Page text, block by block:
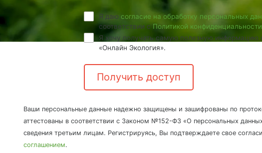
Я даю согласие на обработку персональных
соответствии с Политикой конфиденциальности
Я хочу получать самую полезную информацию
«Онлайн Экология».
Получить доступ
Ваши персональные данные надежно защищены и зашифрованы по
аттестованы в соответствии с Законом №152-ФЗ «О персональных
сведения третьим лицам. Регистрируясь, Вы подтверждаете свое
соглашением.